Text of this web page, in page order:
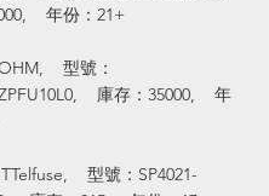
年份：21+
型號：
庫存：35000,    年
型號：SP4021-